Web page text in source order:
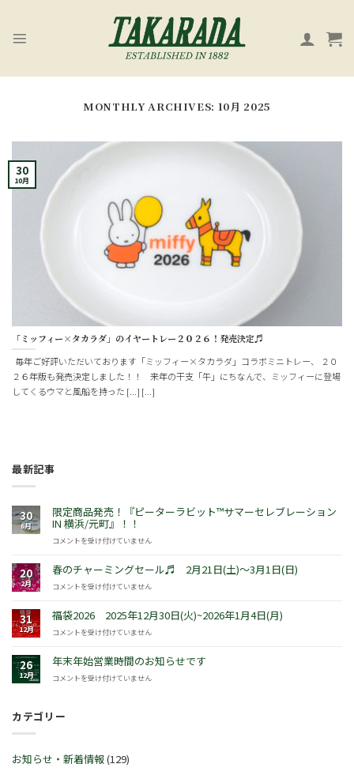
content
MONTHLY ARCHIVES: 10月 2025
「ミッフィー×タカラダ」のイヤートレー２０２６！発売決定♬
毎年ご好評いただいております「ミッフィー×タカラダ」コラボミニトレー、 ２０
２６年版も発売決定しました！！ 来年の干支「午」にちなんで、ミッフィーに登場
してくるウマと風船を持った [...] [...]
30
10月
最新記事
30
6月
限定商品発売！『ピーターラビット™サマーセレブレーション
IN 横浜/元町』！！
限
商
品
発
『ピ
ラ
ビ
™
コメントを受け付けていません
20
2月
春のチャーミングセール♬ 2月21日(土)～3月1日(日)
春
チ
ャ
ー
ン
ル
21
コメントを受け付けていません
31
12月
福袋2026 2025年12月30日(火)~2026年1月4日(月)
福
2026
2025
年
30
年
コメントを受け付けていません
26
12月
年末年始営業時間のお知らせです
年
始
コメントを受け付けていません
カテゴリー
お知らせ・新着情報(129)